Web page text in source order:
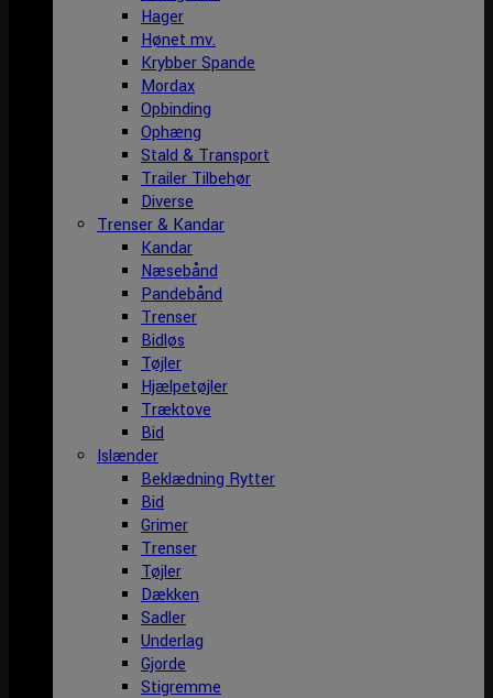
Hager
Hønet mv.
Krybber Spande
Mordax
Opbinding
Ophæng
Stald & Transport
Trailer Tilbehør
Diverse
Trenser & Kandar
Kandar
Næsebånd
Pandebånd
Trenser
Bidløs
Tøjler
Hjælpetøjler
Træktove
Bid
Islænder
Beklædning Rytter
Bid
Grimer
Trenser
Tøjler
Dækken
Sadler
Underlag
Gjorde
Stigremme